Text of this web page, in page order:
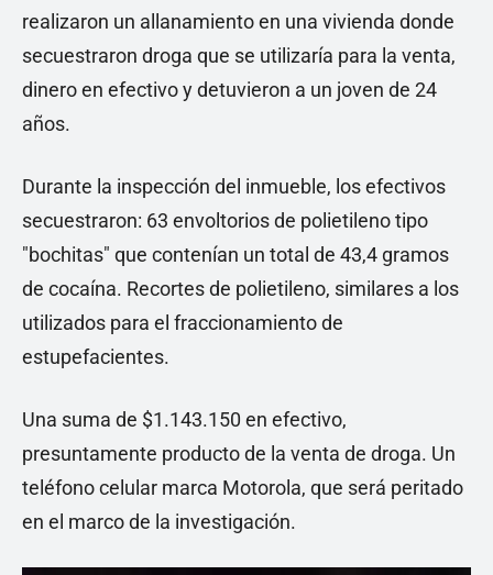
realizaron un allanamiento en una vivienda donde
secuestraron droga que se utilizaría para la venta,
dinero en efectivo y detuvieron a un joven de 24
años.
Durante la inspección del inmueble, los efectivos
secuestraron: 63 envoltorios de polietileno tipo
"bochitas" que contenían un total de 43,4 gramos
de cocaína. Recortes de polietileno, similares a los
utilizados para el fraccionamiento de
estupefacientes.
Una suma de $1.143.150 en efectivo,
presuntamente producto de la venta de droga. Un
teléfono celular marca Motorola, que será peritado
en el marco de la investigación.